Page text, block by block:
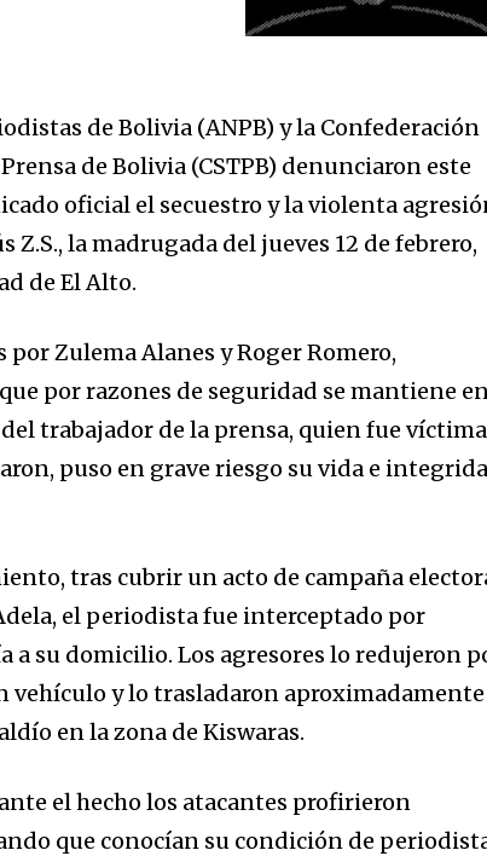
de Bolivia (ANPB) y la Confederación
de Bolivia (CSTPB) denunciaron este
oficial el secuestro y la violenta
Z.S., la madrugada del jueves 12 de febrero,
de El Alto.
Zulema Alanes y Roger Romero,
por razones de seguridad se mantiene
trabajador de la prensa, quien fue víctima
puso en grave riesgo su vida e
tras cubrir un acto de campaña
el periodista fue interceptado por
a su domicilio. Los agresores lo redujeron
y lo trasladaron aproximadamente
en la zona de Kiswaras.
el hecho los atacantes profirieron
que conocían su condición de